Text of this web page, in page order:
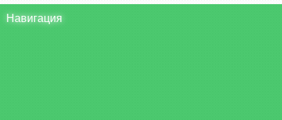
Навигация